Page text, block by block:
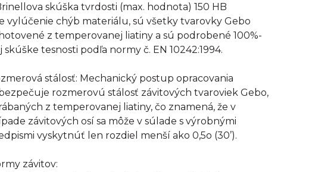
skúška tvrdosti (max. hodnota) 150 HB
vylúčenie chýb materiálu, sú všetky tvarovky Gebo
z temperovanej liatiny a sú podrobené 100%-
skúške tesnosti podľa normy č. EN 10242:1994.
stálosť: Mechanický postup opracovania
rozmerovú stálosť závitových tvaroviek Gebo,
z temperovanej liatiny, čo znamená, že v
závitových osí sa môže v súlade s výrobnými
vyskytnúť len rozdiel menší ako 0,5o (30’).
závitov: